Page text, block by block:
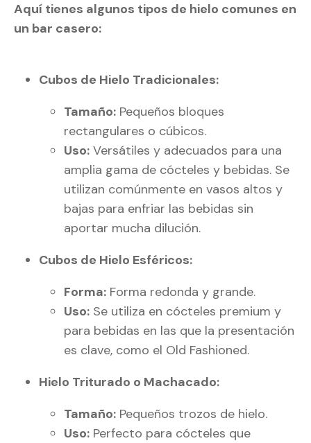
Aquí tienes algunos tipos de hielo comunes en
un bar casero:
Cubos de Hielo Tradicionales:
Tamaño: Pequeños bloques
rectangulares o cúbicos.
Uso: Versátiles y adecuados para una
amplia gama de cócteles y bebidas. Se
utilizan comúnmente en vasos altos y
bajas para enfriar las bebidas sin
aportar mucha dilución.
Cubos de Hielo Esféricos:
Forma: Forma redonda y grande.
Uso: Se utiliza en cócteles premium y
para bebidas en las que la presentación
es clave, como el Old Fashioned.
Hielo Triturado o Machacado:
Tamaño: Pequeños trozos de hielo.
Uso: Perfecto para cócteles que